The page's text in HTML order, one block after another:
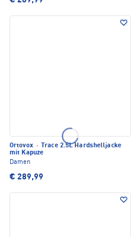
Ortovox ·
Trace 2.5L Hardshelljacke
mit Kapuze
Damen
€ 289,99